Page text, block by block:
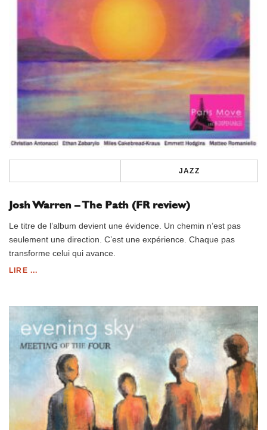
JAZZ
Josh Warren – The Path (FR review)
Le titre de l’album devient une évidence. Un chemin n’est pas
seulement une direction. C’est une expérience. Chaque pas
transforme celui qui avance.
LIRE ...